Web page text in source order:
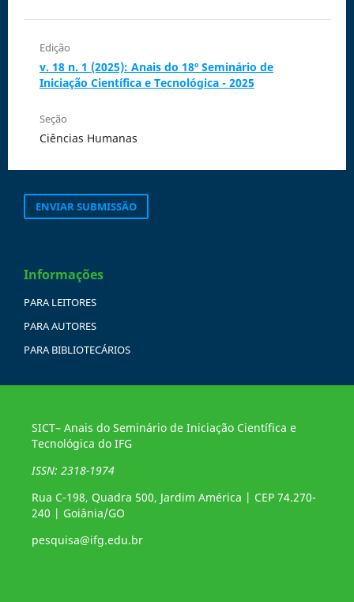
Edição
v. 18 n. 1 (2025): Anais do 18º Seminário de
Iniciação Científica e Tecnológica - 2025
Seção
Ciências Humanas
ENVIAR SUBMISSÃO
Informações
PARA LEITORES
PARA AUTORES
PARA BIBLIOTECÁRIOS
SICT– Anais do Seminário de Iniciação Científica e
Tecnológica do IFG
ISSN: 2318-1974
Rua C-198, Quadra 500, Jardim América | CEP 74.270-
240 | Goiânia/GO
pesquisa@ifg.edu.br